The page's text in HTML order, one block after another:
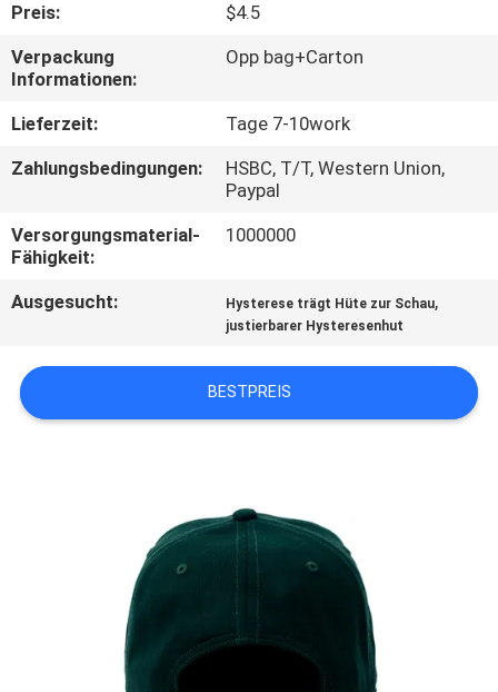
TRETEN
SIE
MIT
UNS
VERBINDUNG
NACHRICHTEN
FÄLLE
Preis:
$4.5
Verpackung
Informationen:
Opp bag+Carton
Lieferzeit:
Tage 7-10work
Zahlungsbedingungen:
HSBC, T/T, Western Union,
Paypal
Versorgungsmaterial-
Fähigkeit:
1000000
Ausgesucht: Hysterese trägt Hüte zur Schau,
justierbarer Hysteresenhut
BESTPREIS